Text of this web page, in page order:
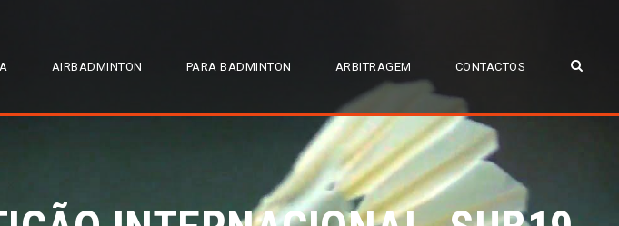
AIRBADMINTON PARA BADMINTON ARBITRAGEM CONTACTOS